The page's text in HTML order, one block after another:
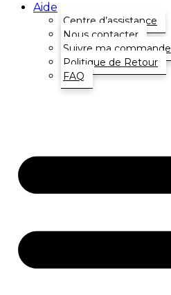
Aide
Centre d’assistance
Nous contacter
Suivre ma commande
Politique de Retour
FAQ